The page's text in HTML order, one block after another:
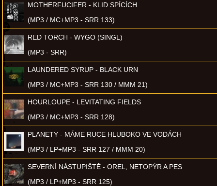
MOTHERFUCIFER - KLID SPÍCÍCH
(MP3 / MC+MP3 - SRR 133)
RED TORCH - WYGO (SINGL)
(MP3 - SRR)
LAUNDERED SYRUP - BLACK URN
(MP3 / MC+MP3 - SRR 130 / MMM 21)
HOURLOUPE - LEVITATING FIELDS
(MP3 / MC+MP3 - SRR 128)
PLANETY - MÁME RUCE HLUBOKO VE VODÁCH
(MP3 / LP+MP3 - SRR 127 / MMM 20)
SEVERNÍ NÁSTUPIŠTĚ - OREL, NETOPÝR A PES
(MP3 / LP+MP3 - SRR 125)